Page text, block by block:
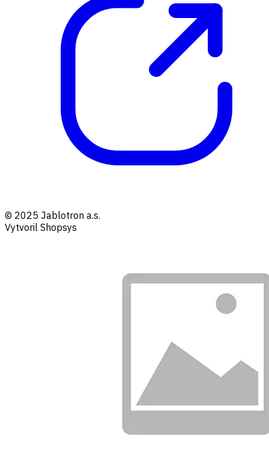
© 2025 Jablotron a.s.
Vytvoril Shopsys